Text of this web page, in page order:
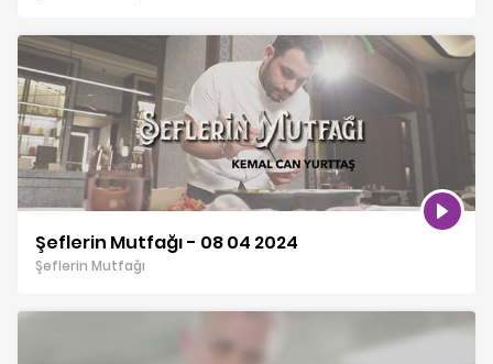
Şeflerin Mutfağı - 08 04 2024
Şeflerin Mutfağı